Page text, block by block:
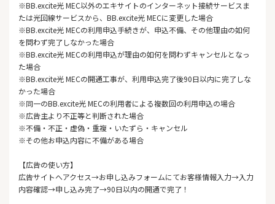
※BB.excite光 MEC以外のエキサイトのインターネット接続サービスま
たは光回線サービスから、BB.excite光 MECに変更した場合
※BB.excite光 MECの利用申込手続きが、申込不備、その他理由の如何
を問わず完了しなかった場合
※BB.excite光 MECの利用申込が理由の如何を問わずキャンセルとなっ
た場合
※BB.excite光 MECの開通工事が、利用申込完了後90日以内に完了しな
かった場合
※同一のBB.excite光 MECの利用者による複数回の利用申込の場合
※広告主より不正等と判断された場合
※不備・不正・虚偽・重複・いたずら・キャンセル
※その他お申込内容に不備がある場合
【広告の使い方】
広告サイトへアクセス→お申し込みフォームにてお客様情報入力→入力
内容確認→申し込み完了→90日以内の開通で完了！